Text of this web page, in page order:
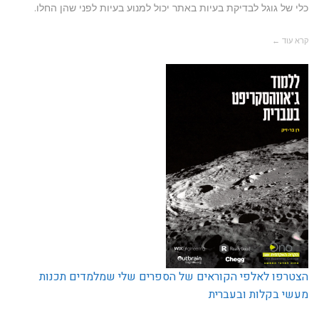
כלי של גוגל לבדיקת בעיות באתר יכול למנוע בעיות לפני שהן החלו.
קרא עוד ←
הצטרפו לאלפי הקוראים של הספרים שלי שמלמדים תכנות
מעשי בקלות ובעברית